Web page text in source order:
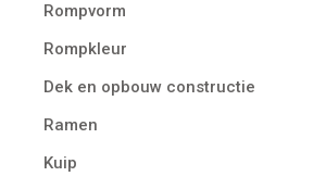
Rompvorm
Rompkleur
Dek en opbouw constructie
Ramen
Kuip